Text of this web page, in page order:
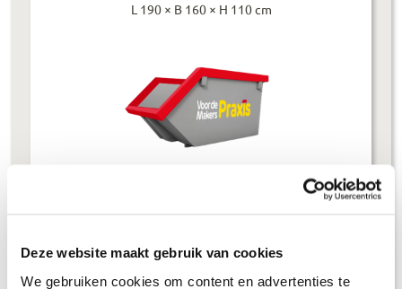
Deze website maakt gebruik van cookies
We gebruiken cookies om content en advertenties te
L 190 × B 160 × H 110 cm
Bouwafval €304,-